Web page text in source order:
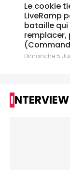
Le cookie
LiveRamp
bataille
remplacer,
Dimanche 5
INTERVIEW